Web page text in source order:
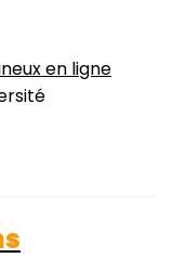
en ligne